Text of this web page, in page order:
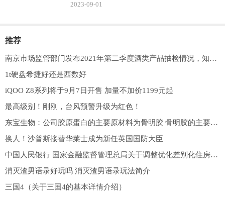
2023-09-01
推荐
南京市场监管部门发布2021年第二季度酒类产品抽检情况，知名品牌啤酒质量问题曝光，企业需保障产品质量和消费者权益|产业链情报站
1t硬盘希捷好还是西数好
iQOO Z8系列将于9月7日开售 加量不加价1199元起
最高级别！刚刚，台风预警升级为红色！
东宝生物：公司胶原蛋白的主要原材料为骨明胶 骨明胶的主要原材料为骨粒 上游行业主要为畜牧业
换人！沙普斯接替华莱士成为新任英国国防大臣
中国人民银行 国家金融监督管理总局关于调整优化差别化住房信贷政策的通知
消灭渣男语录好玩吗 消灭渣男语录玩法简介
三国4（关于三国4的基本详情介绍）